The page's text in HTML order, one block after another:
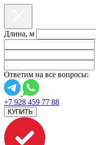
Длина, м
Ответим на все вопросы:
+7 928 459 77 88
КУПИТЬ